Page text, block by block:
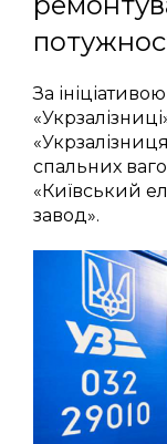
За
спальних
«Київський
завод».